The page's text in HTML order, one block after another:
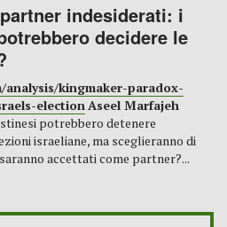
indesiderati: i
decidere le
kingmaker-paradox-
electionAseel Marfajeh
potrebbero detenere
israeliane, ma sceglieranno di
accettati come partner?...